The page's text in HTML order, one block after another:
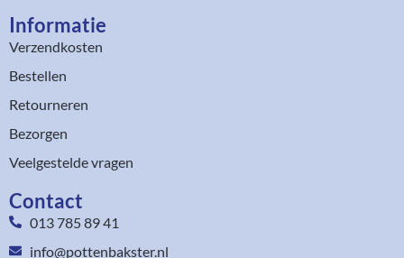
Informatie
Verzendkosten
Bestellen
Retourneren
Bezorgen
Veelgestelde vragen
Contact
013 785 89 41
info@pottenbakster.nl